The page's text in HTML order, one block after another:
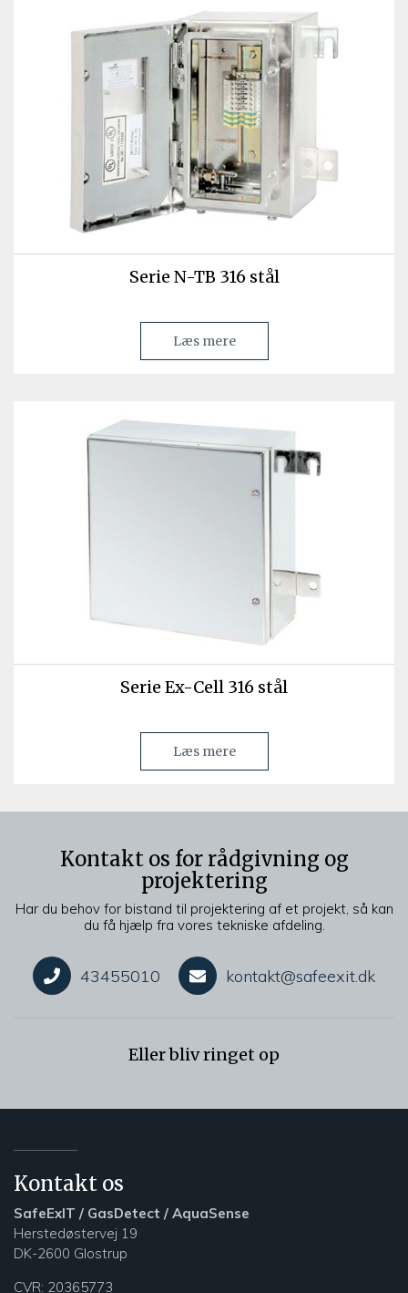
Serie N-TB 316 stål
Læs mere
Serie Ex-Cell 316 stål
Læs mere
Kontakt os for rådgivning og
projektering
Har du behov for bistand til projektering af et projekt, så kan
du få hjælp fra vores tekniske afdeling.
43455010 kontakt@safeexit.dk
Eller bliv ringet op
Kontakt os
SafeExIT / GasDetect / AquaSense
Herstedøstervej 19
DK-2600 Glostrup
CVR: 20365773